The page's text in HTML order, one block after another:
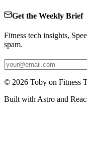
Get the Weekly Brief
Fitness tech insights,
spam.
© 2026 Toby on Fitness
Built with Astro and